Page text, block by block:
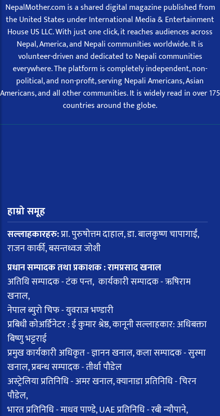
NepalMother.com is a shared digital magazine published from
the United States under International Media & Entertainment
House US LLC. With just one click, it reaches audiences across
Nepal, America, and Nepali communities worldwide. It is
volunteer-driven and dedicated to Nepali communities
everywhere. The platform is completely independent, non-
political, and non-profit, serving Nepali Americans, Asian
Americans, and all other communities. It is widely read in over 175
countries around the globe.
हाम्रो समूह
सल्लाहकारहरु:प्रा. पुरुषोत्तम दाहाल, डा. बालकृष्ण चापागाईं,
राजन कार्की, बसन्तध्वज जोशी
प्रधान सम्पादक तथा प्रकाशक : रामप्रसाद खनाल
अतिथि सम्पादक - टंक पन्त, कार्यकारी सम्पादक - ऋषिराम
खनाल,
नेपाल ब्युरो चिफ - युवराज भण्डारी
प्रबिधी कोअर्डिनेटर : ई कुमार श्रेष्ठ, कानूनी सल्लाहकार: अधिबक्ता
बिष्णु भट्टराई
प्रमुख कार्यकारी अधिकृत - ज्ञानन खनाल, कला सम्पादक - सुस्मा
खनाल, प्रबन्ध सम्पादक - तीर्था पौडेल
अस्ट्रेलिया प्रतिनिधि - अमर खनाल, क्यानाडा प्रतिनिधि - चिरन
पौडेल,
भारत प्रतिनिधि - माधव पाण्डे, UAE प्रतिनिधि - रबी न्यौपाने,